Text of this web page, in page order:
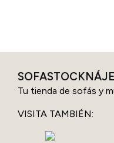
Tu tienda de sofás y
VISITA TAMBIÉN: